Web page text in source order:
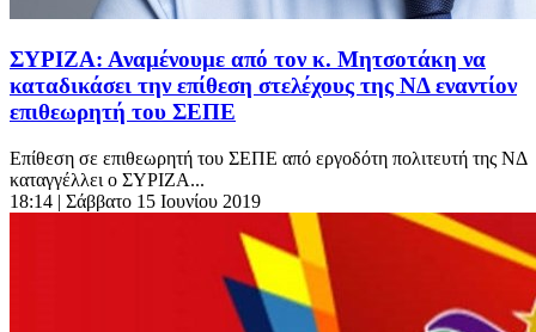
ΣΥΡΙΖΑ: Αναμένουμε από τον κ. Μητσοτάκη να
καταδικάσει την επίθεση στελέχους της ΝΔ εναντίον
επιθεωρητή του ΣΕΠΕ
Επίθεση σε επιθεωρητή του ΣΕΠΕ από εργοδότη πολιτευτή της ΝΔ
καταγγέλλει ο ΣΥΡΙΖΑ...
18:14 | Σάββατο 15 Ιουνίου 2019